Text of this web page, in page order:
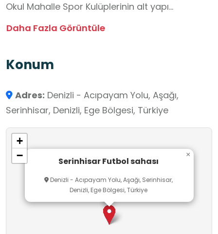
Okul Mahalle Spor Kulüplerinin alt yapı
sporcularının antrenmanları, halkın kullanımına
Daha Fazla Görüntüle
Konum
Adres: Denizli - Acıpayam Yolu, Aşağı,
Serinhisar, Denizli, Ege Bölgesi, Türkiye
Serinhisar Futbol sahası
Denizli - Acıpayam Yolu, Aşağı, Serinhisar,
Denizli, Ege Bölgesi, Türkiye
×
+
−